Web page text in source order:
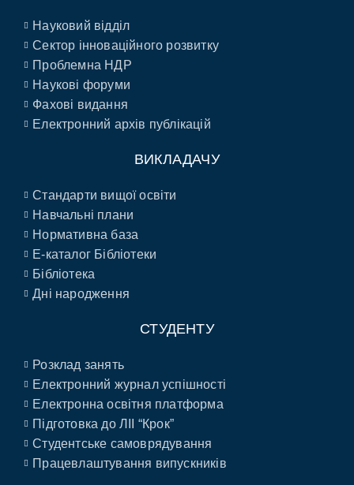
Науковий відділ
Сектор інноваційного розвитку
Проблемна НДР
Наукові форуми
Фахові видання
Електронний архів публікацій
ВИКЛАДАЧУ
Стандарти вищої освіти
Навчальні плани
Нормативна база
E-каталог Бібліотеки
Бібліотека
Дні народження
СТУДЕНТУ
Розклад занять
Електронний журнал успішності
Електронна освітня платформа
Підготовка до ЛІІ “Крок”
Студентське самоврядування
Працевлаштування випускників